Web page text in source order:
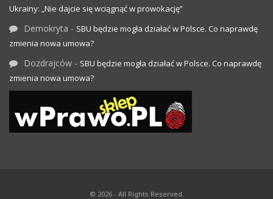
Ukrainy: „Nie dajcie się wciągnąć w prowokację”
Demokryta - SBU będzie mogła działać w Polsce. Co naprawdę
zmienia nowa umowa?
Dozdrajców - SBU będzie mogła działać w Polsce. Co naprawdę
zmienia nowa umowa?
© 2026 - All Rights Reserved.